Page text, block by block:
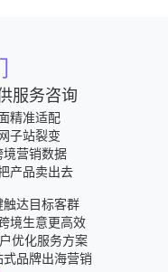
服务咨询
精准适配
子站裂变
营销数据
产品卖出去
达目标客群
境生意更高效
优化服务方案
品牌出海营销